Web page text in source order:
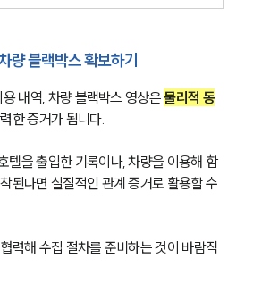
량 블랙박스 확보하기
내역, 차량 블랙박스 영상은 물리적 동
한 증거가 됩니다.
텔을 출입한 기록이나, 차량을 이용해 함
된다면 실질적인 관계 증거로 활용할 수
력해 수집 절차를 준비하는 것이 바람직